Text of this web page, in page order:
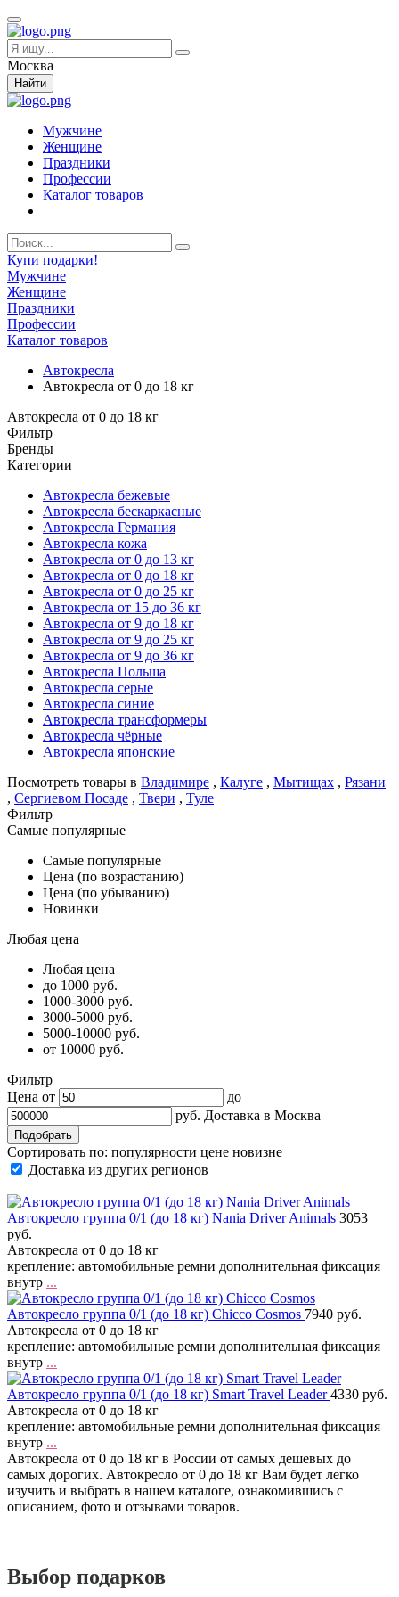
Москва
Найти
Мужчине
Женщине
Праздники
Профессии
Каталог товаров
Купи подарки!
Мужчине
Женщине
Праздники
Профессии
Каталог товаров
Автокресла
Автокресла от 0 до 18 кг
Автокресла от 0 до 18 кг
Фильтр
Бренды
Категории
Автокресла бежевые
Автокресла бескаркасные
Автокресла Германия
Автокресла кожа
Автокресла от 0 до 13 кг
Автокресла от 0 до 18 кг
Автокресла от 0 до 25 кг
Автокресла от 15 до 36 кг
Автокресла от 9 до 18 кг
Автокресла от 9 до 25 кг
Автокресла от 9 до 36 кг
Автокресла Польша
Автокресла серые
Автокресла синие
Автокресла трансформеры
Автокресла чёрные
Автокресла японские
Посмотреть товары в Владимире , Калуге , Мытищах , Рязани
, Сергиевом Посаде , Твери , Туле
Фильтр
Самые популярные
Самые популярные
Цена (по возрастанию)
Цена (по убыванию)
Новинки
Любая цена
Любая цена
до 1000 руб.
1000-3000 руб.
3000-5000 руб.
5000-10000 руб.
от 10000 руб.
Фильтр
Цена от
до
руб. Доставка в Москва
Сортировать по: популярности цене новизне
Доставка из других регионов
Автокресло группа 0/1 (до 18 кг) Nania Driver Animals 3053
руб.
Автокресла от 0 до 18 кг
крепление: автомобильные ремни дополнительная фиксация
внутр ...
Автокресло группа 0/1 (до 18 кг) Chicco Cosmos 7940 руб.
Автокресла от 0 до 18 кг
крепление: автомобильные ремни дополнительная фиксация
внутр ...
Автокресло группа 0/1 (до 18 кг) Smart Travel Leader4330 руб.
Автокресла от 0 до 18 кг
крепление: автомобильные ремни дополнительная фиксация
внутр ...
Автокресла от 0 до 18 кг в России от самых дешевых до
самых дорогих. Автокресло от 0 до 18 кг Вам будет легко
изучить и выбрать в нашем каталоге, ознакомившись с
описанием, фото и отзывами товаров.
Выбор подарков